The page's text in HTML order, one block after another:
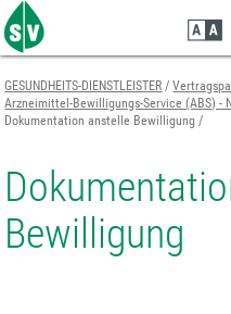
Zum
Seiteninhalt
springen
Zur
Navigation
springen
Zur
Mobilen
Navigation
springen
GESUNDHEITS-DIENSTLEISTER
Arzneimittel-Bewilligungs-Service (ABS) -
Dokumentation anstelle Bewilligung
Bewilligung